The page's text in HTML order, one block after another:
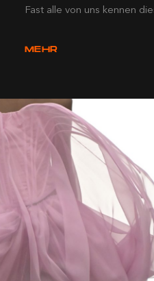
Fast alle von uns kennen
MEHR